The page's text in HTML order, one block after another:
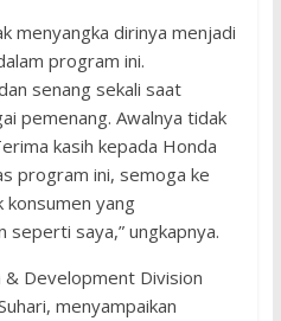
menyangka dirinya menjadi
program ini.
senang sekali saat
pemenang. Awalnya tidak
kasih kepada Honda
program ini, semoga ke
konsumen yang
saya,” ungkapnya.
& Development Division
menyampaikan